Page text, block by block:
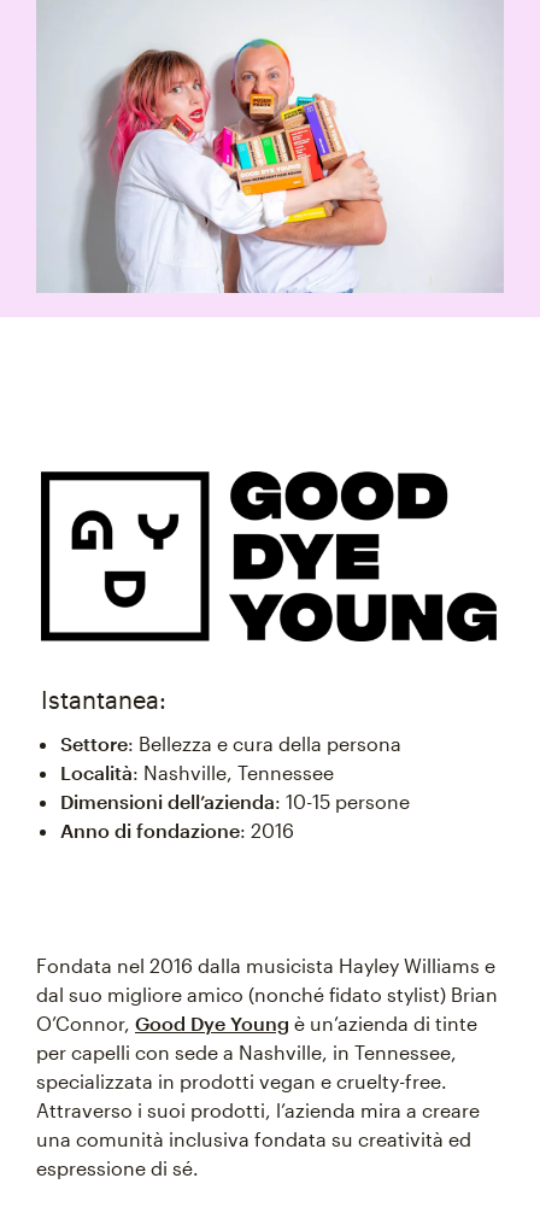
Istantanea:
Settore: Bellezza e cura della persona
Località: Nashville, Tennessee
Dimensioni dell’azienda: 10-15 persone
Anno di fondazione: 2016
Fondata nel 2016 dalla musicista Hayley Williams e
dal suo migliore amico (nonché fidato stylist) Brian
O’Connor, Good Dye Young è un’azienda di tinte
per capelli con sede a Nashville, in Tennessee,
specializzata in prodotti vegan e cruelty-free.
Attraverso i suoi prodotti, l’azienda mira a creare
una comunità inclusiva fondata su creatività ed
espressione di sé.